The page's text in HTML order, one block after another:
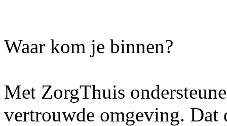
Waar kom je binnen?
Met ZorgThuis
vertrouwde omgeving. Dat